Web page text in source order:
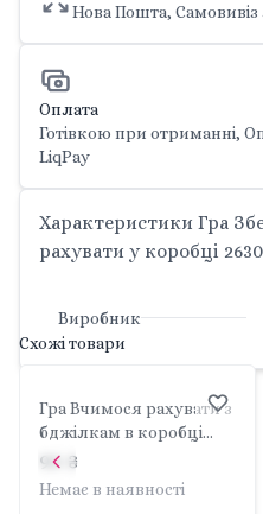
Нова Пошта,
Оплата
Готівкою при отриманні,
LiqPay
Характеристики Гра
рахувати у коробці
Виробник
Схожі товари
Гра Вчимося рахувати з
бджілкам в коробці
2586 Енергія
95 ₴
Немає в наявності